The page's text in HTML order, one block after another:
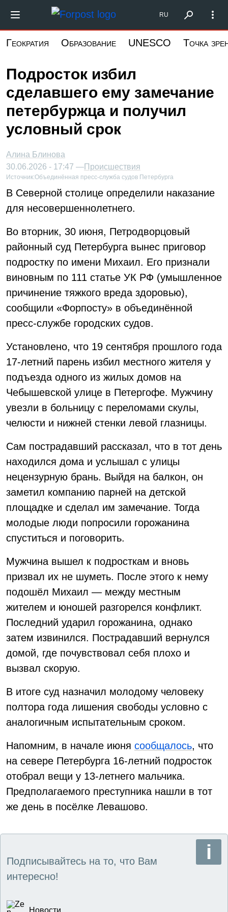
основному
Форпост Северо-Запад
RU
Геократия Образование UNESCO Точка
Подросток избил
сделавшего ему замечание
петербуржца и получил
условный срок
Алина Блинова
30.06.2026 - 17:47 —Происшествия
Источник:Объединённая пресс-служба судов Петербурга
В Северной столице определили наказание
для несовершеннолетнего.
Во вторник, 30 июня, Петродворцовый
районный суд Петербурга вынес приговор
подростку по имени Михаил. Его признали
виновным по 111 статье УК РФ (умышленное
причинение тяжкого вреда здоровью),
сообщили «Форпосту» в объединённой
пресс-службе городских судов.
Установлено, что 19 сентября прошлого года
17-летний парень избил местного жителя у
подъезда одного из жилых домов на
Чебышевской улице в Петергофе. Мужчину
увезли в больницу с переломами скулы,
челюсти и нижней стенки левой глазницы.
Сам пострадавший рассказал, что в тот день
находился дома и услышал с улицы
нецензурную брань. Выйдя на балкон, он
заметил компанию парней на детской
площадке и сделал им замечание. Тогда
молодые люди попросили горожанина
спуститься и поговорить.
Мужчина вышел к подросткам и вновь
призвал их не шуметь. После этого к нему
подошёл Михаил — между местным
жителем и юношей разгорелся конфликт.
Последний ударил горожанина, однако
затем извинился. Пострадавший вернулся
домой, где почувствовал себя плохо и
вызвал скорую.
В итоге суд назначил молодому человеку
полтора года лишения свободы условно с
аналогичным испытательным сроком.
Напомним, в начале июня сообщалось, что
на севере Петербурга 16-летний подросток
отобрал вещи у 13-летнего мальчика.
Предполагаемого преступника нашли в тот
же день в посёлке Левашово.
Подписывайтесь на то, что Вам
интересно!
Новости